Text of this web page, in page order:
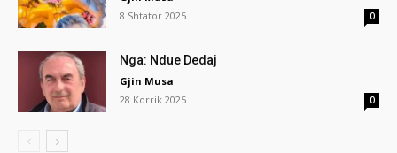
8 Shtator 2025
0
Nga: Ndue Dedaj
Gjin Musa
28 Korrik 2025
0